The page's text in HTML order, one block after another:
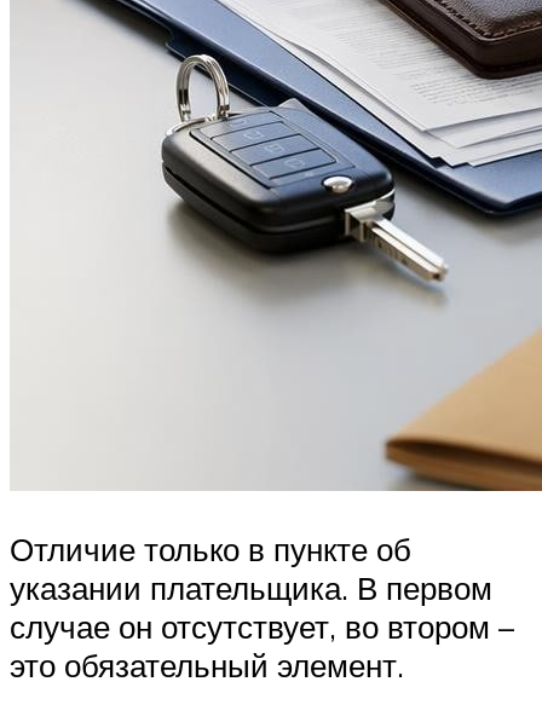
Отличие только в пункте об
указании плательщика. В первом
случае он отсутствует, во втором –
это обязательный элемент.